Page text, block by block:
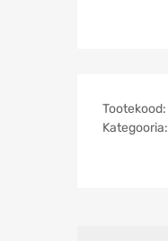
Tootekood:
Kategooria: